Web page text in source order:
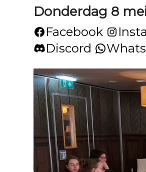
Donderdag 8
Facebook
Discord